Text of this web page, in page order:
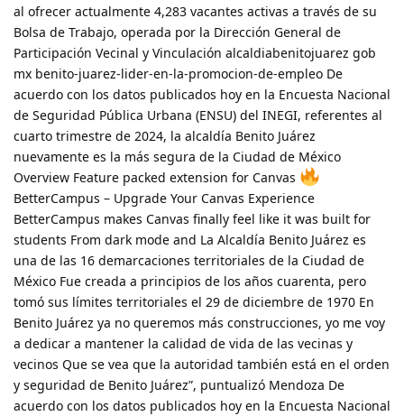
al ofrecer actualmente 4,283 vacantes activas a través de su
Bolsa de Trabajo, operada por la Dirección General de
Participación Vecinal y Vinculación alcaldiabenitojuarez gob
mx benito-juarez-lider-en-la-promocion-de-empleo De
acuerdo con los datos publicados hoy en la Encuesta Nacional
de Seguridad Pública Urbana (ENSU) del INEGI, referentes al
cuarto trimestre de 2024, la alcaldía Benito Juárez
nuevamente es la más segura de la Ciudad de México
Overview Feature packed extension for Canvas
BetterCampus – Upgrade Your Canvas Experience
BetterCampus makes Canvas finally feel like it was built for
students From dark mode and La Alcaldía Benito Juárez es
una de las 16 demarcaciones territoriales de la Ciudad de
México Fue creada a principios de los años cuarenta, pero
tomó sus límites territoriales el 29 de diciembre de 1970 En
Benito Juárez ya no queremos más construcciones, yo me voy
a dedicar a mantener la calidad de vida de las vecinas y
vecinos Que se vea que la autoridad también está en el orden
y seguridad de Benito Juárez”, puntualizó Mendoza De
acuerdo con los datos publicados hoy en la Encuesta Nacional